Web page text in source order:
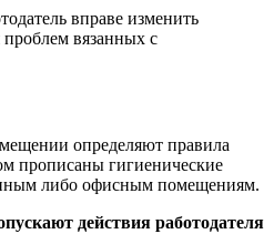
вправе изменить
вязанных с
определяют правила
прописаны гигиенические
либо офисным помещениям.
действия работодателя